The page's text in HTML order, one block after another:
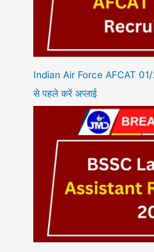
Indian Air Force AFCAT
से पहले करें अप्लाई